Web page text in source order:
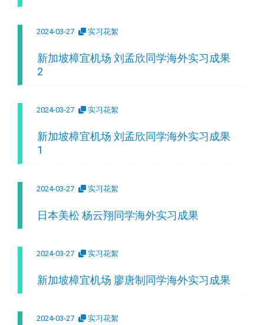
2024-03-27 实习花絮
新加坡樟宜机场 刘孟欣同学海外实习成果
2
2024-03-27 实习花絮
新加坡樟宜机场 刘孟欣同学海外实习成果
1
2024-03-27 实习花絮
日本美松 杨云翔同学海外实习成果
2024-03-27 实习花絮
新加坡樟宜机场 廖唐制同学海外实习成果
2024-03-27 实习花絮